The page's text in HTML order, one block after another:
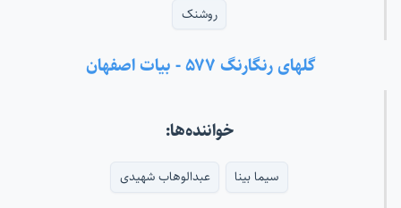
روشنک
گلهای رنگارنگ ۵۷۷ - بیات اصفهان
خواننده‌ها:
سیما بینا عبدالوهاب شهیدی